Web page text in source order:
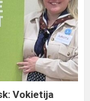
Vokietija